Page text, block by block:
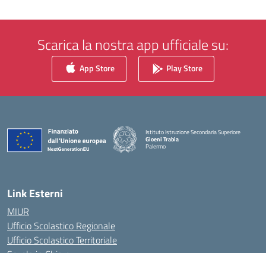
Scarica la nostra app ufficiale su:
App Store Play Store
Istituto Istruzione Secondaria Superiore
Gioeni Trabia
Palermo
Link Esterni
MIUR
Ufficio Scolastico Regionale
Ufficio Scolastico Territoriale